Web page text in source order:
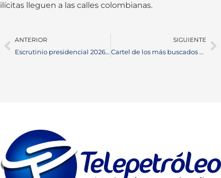
ilícitas lleguen a las calles colombianas.
ANTERIOR
Escrutinio presidencial 2026: Registraduría ratifica los resultados de la segunda vuelta electoral
SIGUIENTE
Cartel de los más buscados del Magdalena Medio: seis delincuentes ya fueron capturados